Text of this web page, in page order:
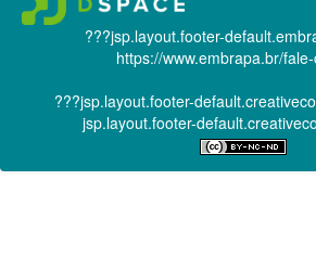
???jsp.layout.footer-
https://www.embrapa.br/
???jsp.layout.footer-
jsp.layout.footer-